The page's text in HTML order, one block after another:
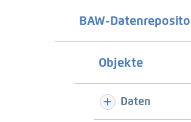
BAW-
Objekte
Daten